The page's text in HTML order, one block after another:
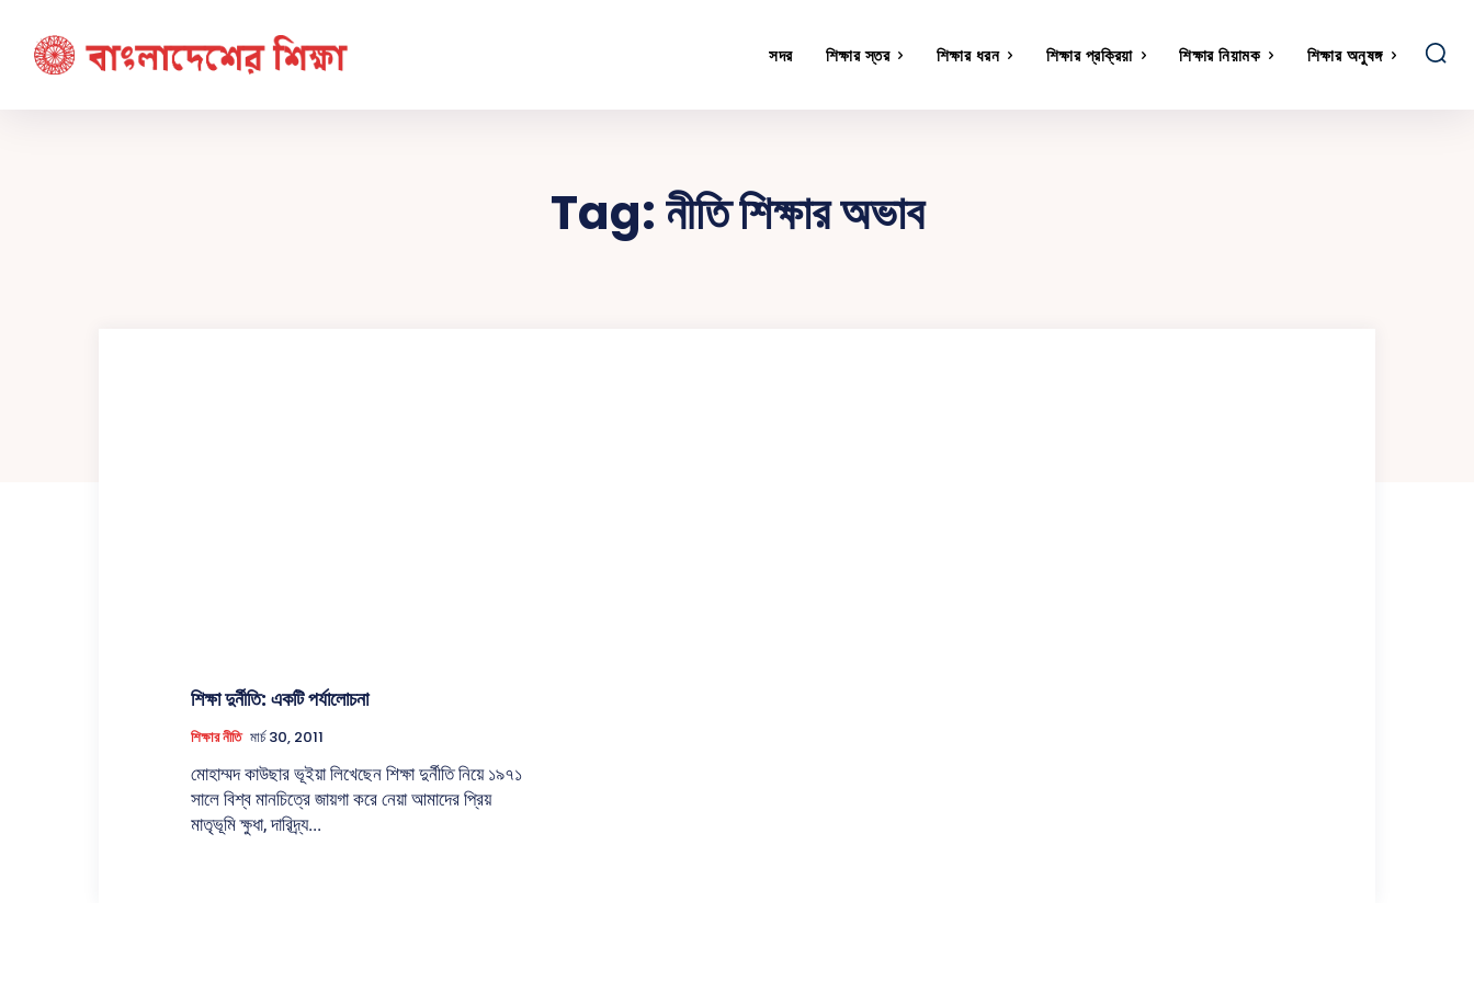
সদর শিক্ষার স্তর শিক্ষার ধরন শিক্ষার প্রক্রিয়া শিক্ষার নিয়ামক শিক্ষার অনুষঙ্গ
Tag:নীতি শিক্ষার অভাব
শিক্ষা দুর্নীতি: একটি পর্যালোচনা
শিক্ষার নীতি মার্চ 30, 2011
মোহাম্মদ কাউছার ভূইয়া লিখেছেন শিক্ষা দুর্নীতি নিয়ে ১৯৭১
সালে বিশ্ব মানচিত্রে জায়গা করে নেয়া আমাদের প্রিয়
মাতৃভূমি ক্ষুধা, দারিদ্র্য...